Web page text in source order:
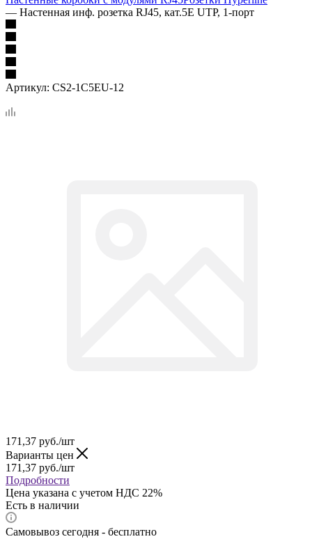
— Настенная инф. розетка RJ45, кат.5Е UTP, 1-порт
Артикул: CS2-1C5EU-12
171,37 руб./шт
Варианты цен
171,37 руб./шт
Подробности
Цена указана с учетом НДС 22%
Есть в наличии
Самовывоз сегодня - бесплатно